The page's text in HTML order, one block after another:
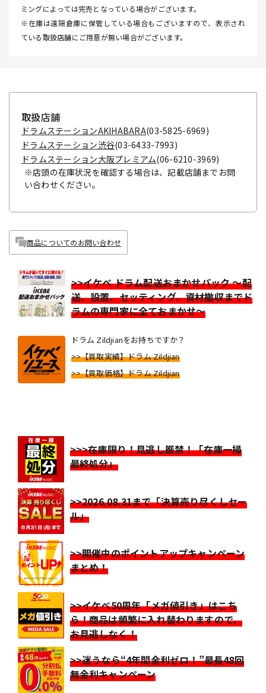
ミングによっては完売となっている場合がございます。
※在庫は遠隔倉庫に保管している場合もございますので、表示され
ている取扱店舗にご用意が無い場合がございます。
取扱店舗
ドラムステーションAKIHABARA(03-5825-6969)
ドラムステーション渋谷(03-6433-7993)
ドラムステーション大阪プレミアム(06-6210-3969)
※店頭の在庫状況を確認する場合は、記載店舗までお問
い合わせください。
商品についてのお問い合わせ
>>イケベ ドラム配送おまかせパック ～配
送、設置、セッティング、資材撤収までド
ラムの専門家に全ておまかせ～
ドラム Zildjianをお持ちですか？
>>【買取実績】ドラム Zildjian
>>【買取価格】ドラム Zildjian
>>>在庫限り！見逃し厳禁！「在庫一掃
最終処分」
>>2026.08.31まで「決算売り尽くしセー
ル」
>>開催中のポイントアップキャンペーン
まとめ！
>>イケベ50周年「メガ値引き」はこち
ら！商品は頻繁に入れ替わりますので、
お見逃しなく！
>>迷うなら“4年間金利ゼロ！”最長48回
無金利キャンペーン